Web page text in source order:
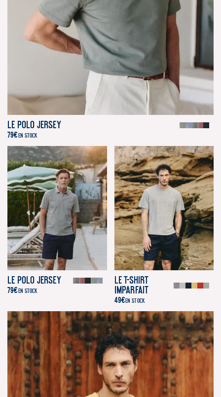
Le Polo Jersey
79€ EN STOCK
Le Polo Jersey
79€ EN STOCK
Le T-Shirt
Imparfait
49€EN STOCK